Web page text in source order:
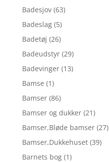
Badesjov (63)
Badeslag (5)
Badetøj (26)
Badeudstyr (29)
Badevinger (13)
Bamse (1)
Bamser (86)
Bamser og dukker (21)
Bamser,Bløde bamser (27)
Bamser,Dukkehuset (39)
Barnets bog (1)